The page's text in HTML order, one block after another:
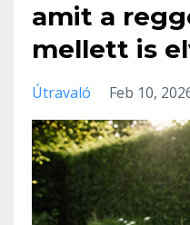
amit a
mellett is
Útravaló Feb 10,